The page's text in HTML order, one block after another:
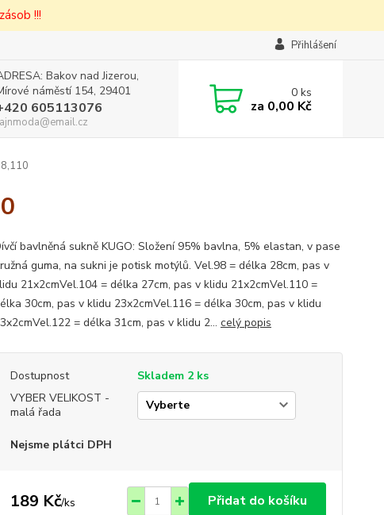
!!!
Přihlášení
Bakov nad Jizerou,
náměstí 154, 29401
605113076
0ks
za 0,00 Kč
bavlněná sukně KUGO: Složení 95% bavlna, 5% elastan, v pase
guma, na sukni je potisk motýlů. Vel.98 = délka 28cm, pas v
21x2cmVel.104 = délka 27cm, pas v klidu 21x2cmVel.110 =
30cm, pas v klidu 23x2cmVel.116 = délka 30cm, pas v klidu
= délka 31cm, pas v klidu 2... celý popis
Dostupnost
Skladem 2 ks
VYBER VELIKOST -
malá řada
Nejsme plátci DPH
189 Kč/ks Přidat do košíku